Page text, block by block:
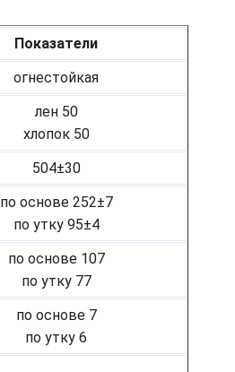
Показатели
огнестойкая
лен 50
хлопок 50
504±30
по основе 252±7
по утку 95±4
по основе 107
по утку 77
по основе 7
по утку 6